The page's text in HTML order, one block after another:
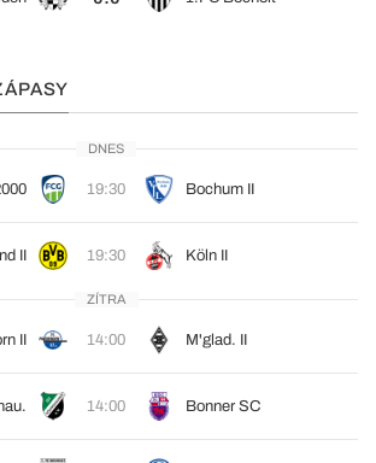
DNES
19:30 Bochum II
II 19:30 Köln II
ZÍTRA
II 14:00 M'glad. II
14:00 Bonner SC